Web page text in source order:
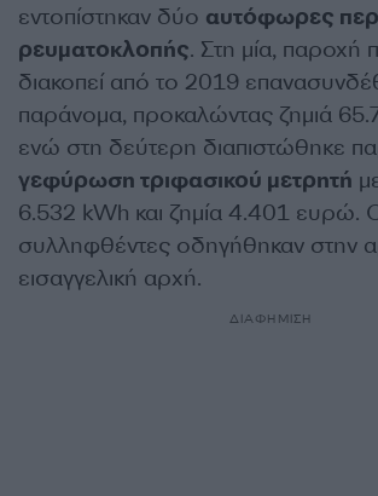
εντοπίστηκαν δύο αυτόφωρες
ρευματοκλοπής. Στη μία, παροχή
διακοπεί από το 2019
παράνομα, προκαλώντας ζημιά
ενώ στη δεύτερη διαπιστώθηκε
γεφύρωση τριφασικού μετρητή
6.532 kWh και ζημία 4.401 ευρώ.
συλληφθέντες οδηγήθηκαν στην
εισαγγελική αρχή.
ΔΙΑΦΗΜΙΣΗ